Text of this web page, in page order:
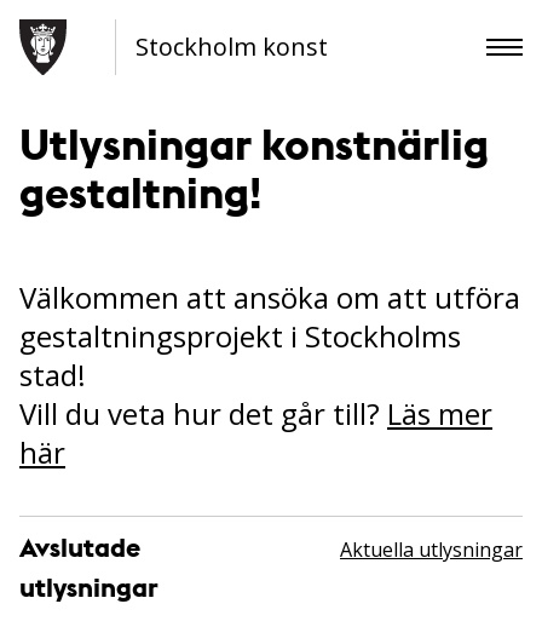
Stockholm konst
Utlysningar konstnärlig
gestaltning!
Välkommen att ansöka om att utföra
gestaltningsprojekt i Stockholms
stad!
Vill du veta hur det går till? Läs mer
här
Avslutade
utlysningar
Aktuella utlysningar